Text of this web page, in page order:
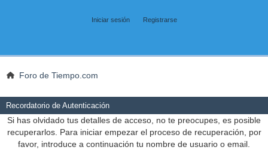
Iniciar sesión Registrarse
Foro de Tiempo.com
Recordatorio de Autenticación
Si has olvidado tus detalles de acceso, no te preocupes, es posible
recuperarlos. Para iniciar empezar el proceso de recuperación, por
favor, introduce a continuación tu nombre de usuario o email.